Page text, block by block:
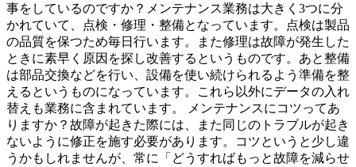
事をしているのですか？メンテナンス業務は大きく3つに分
かれていて、点検・修理・整備となっています。点検は製品
の品質を保つため毎日行います。また修理は故障が発生した
ときに素早く原因を探し改善するというものです。あと整備
は部品交換などを行い、設備を使い続けられるよう準備を整
えるというものになっています。これら以外にデータの入れ
替えも業務に含まれています。 メンテナンスにコツってあ
りますか？故障が起きた際には、また同じのトラブルが起き
ないように修正を施す必要があります。コツというと少し違
うかもしれませんが、常に「どうすればもっと故障を減らせ